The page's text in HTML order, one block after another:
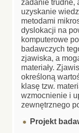
zadanie trudne,
uzyskanie
metodami
dyslokacji na
komputerowe
badawczych
zjawiska, a
materiały.
określoną
klasę tzw.
wzmocnienie i
zewnętrznego
Projekt